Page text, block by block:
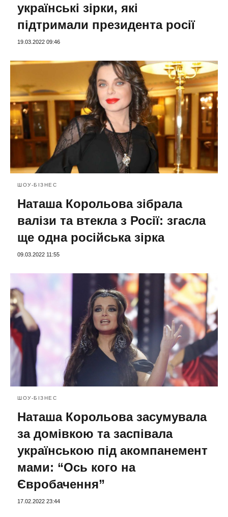
українські зірки, які
підтримали президента росії
19.03.2022 09:46
ШОУ-БІЗНЕС
Наташа Корольова зібрала
валізи та втекла з Росії: згасла
ще одна російська зірка
09.03.2022 11:55
ШОУ-БІЗНЕС
Наташа Корольова засумувала
за домівкою та заспівала
українською під акомпанемент
мами: “Ось кого на
Євробачення”
17.02.2022 23:44